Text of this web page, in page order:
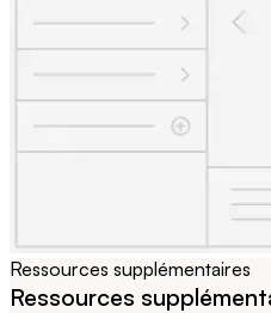
Ressources supplémentaires
Ressources